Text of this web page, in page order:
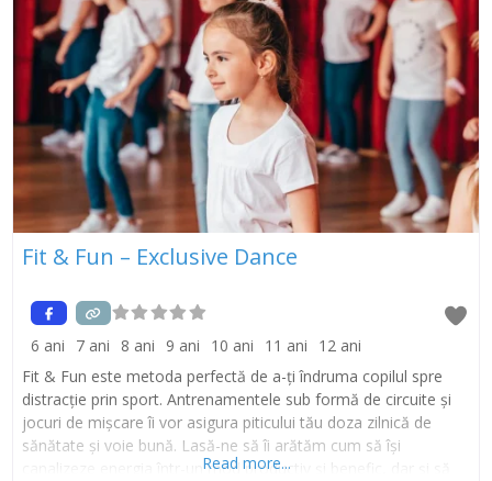
Fit & Fun – Exclusive Dance
6 ani 7 ani 8 ani 9 ani 10 ani 11 ani
12 ani
Fit & Fun este metoda perfectă de a-ți îndruma copilul spre
distracție prin sport. Antrenamentele sub formă de circuite și
jocuri de mișcare îi vor asigura piticului tău doza zilnică de
sănătate și voie bună. Lasă-ne să îi arătăm cum să își
canalizeze energia într-un mod productiv și benefic, dar și să
Read more...